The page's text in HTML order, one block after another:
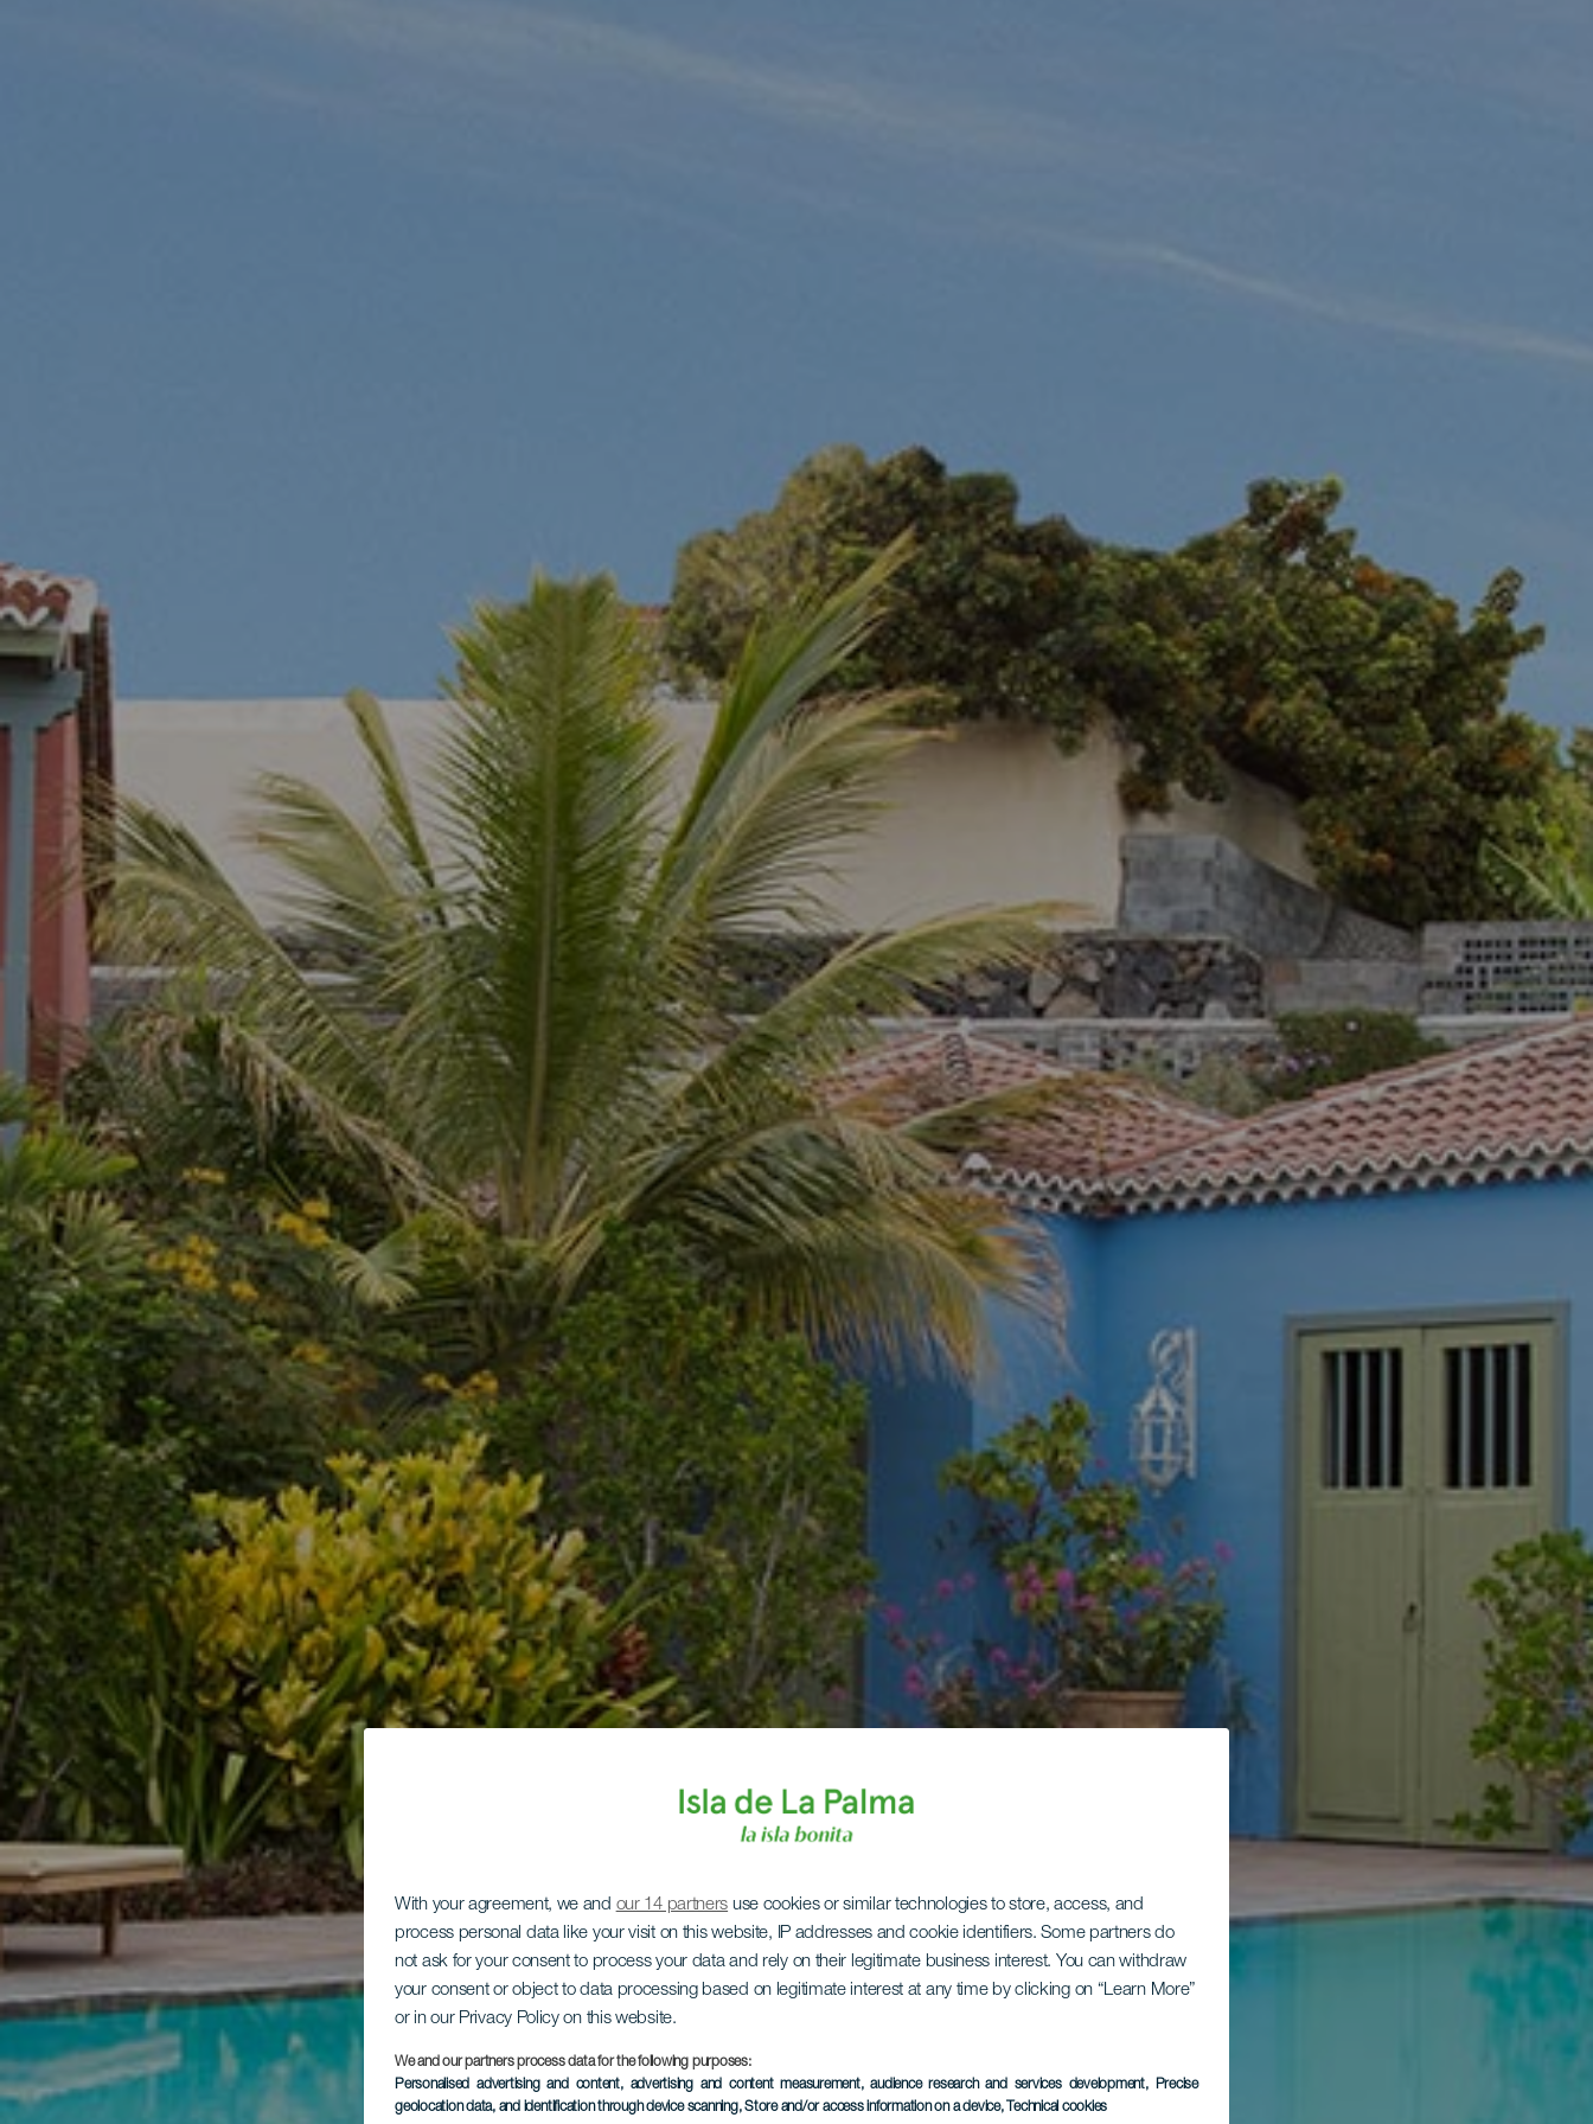
With your agreement, we and our 14 partners use cookies or similar technologies to store, access, and
process personal data like your visit on this website, IP addresses and cookie identifiers. Some partners do
not ask for your consent to process your data and rely on their legitimate business interest. You can withdraw
your consent or object to data processing based on legitimate interest at any time by clicking on “Learn More”
or in our Privacy Policy on this website.
We and our partners process data for the following purposes:
Personalised advertising and content, advertising and content measurement, audience research and services development, Precise
geolocation data, and identification through device scanning, Store and/or access information on a device, Technical cookies